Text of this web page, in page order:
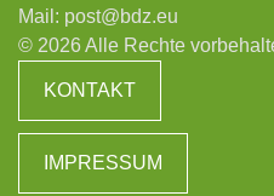
Mail: post@bdz.eu
© 2026 Alle Rechte
KONTAKT
IMPRESSUM